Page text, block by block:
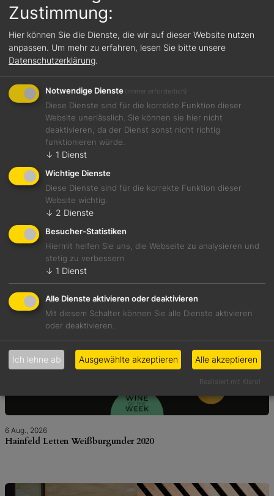
6 Aug., 2026
Trinkt mehr Fruchtwein!
6 Aug., 2026
Hainfeld Letten Weißburgunder 2020
Zustimmung:
Hier können Sie die Dienste, die wir auf dieser Website nutzen
anpassen. Um mehr zu erfahren, lesen Sie bitte unsere
Datenschutzerklärung.
Notwendige Dienste (immer erforderlich)
Diese Dienste sind für die korrekte Funktion dieser
Website unerlässlich. Sie können sie hier nicht
deaktivieren, da der Dienst sonst nicht richtig
funktionieren würde.
↓ 1 Dienst
Wichtige Dienste
Diese Dienste sind für die korrekte Funktion dieser
Website wichtig.
↓ 2 Dienste
Besucher-Statistiken
Hiermit helfen Sie uns, die Webseite zu analysieren und
stetig zu verbessern
↓ 1 Dienst
Alle Dienste aktivieren oder deaktivieren
Mit diesem Schalter können Sie alle Dienste aktivieren
oder deaktivieren.
Ich lehne ab Ausgewählte akzeptieren Alle akzeptieren
Realisiert mit Klaro!